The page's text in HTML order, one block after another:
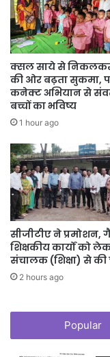
क्सल साये से निकलकर
की ओर बढ़ता सुकमा,
कनेक्ट अभियान से
बच्चों का भविष्य
1 hour ago
सीजीटीए ने प्रमोशन,
शिक्षकीय कार्यों को
संचालक (शिक्षा) से की
2 hours ago
Popular